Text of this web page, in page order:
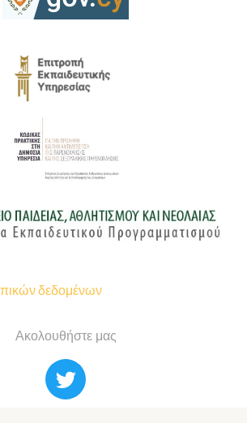
δεδομένων
Ακολουθήστε μας